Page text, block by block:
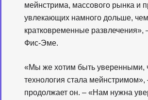
мейнстрима, массового рынка и
увлекающих намного дольше, чем
кратковременные развлечения»,
Фис-Эме.
«Мы же хотим быть уверенными,
технология стала мейнстримом»,
продолжает он. – «Нам нужна